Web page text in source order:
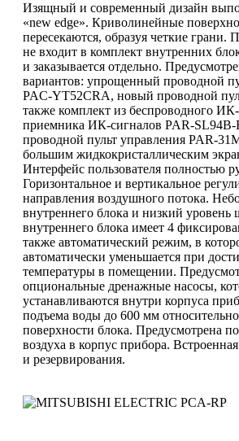
Изящный и современный дизайн
«new edge». Криволинейные
пересекаются, образуя четкие грани.
не входит в комплект внутренних
и заказывается отдельно.
вариантов: упрощенный проводной
PAC-YT52CRA, новый проводной
также комплект из беспроводного ИК-
приемника ИК-сигналов PAR-
проводной пульт управления PAR-
большим жидкокристаллическим
Интерфейс пользователя полностью
Горизонтальное и вертикальное
направления воздушного потока.
внутреннего блока и низкий уровень
внутреннего блока имеет 4
также автоматический режим, в
автоматически уменьшается при
температуры в помещении.
опциональные дренажные насосы,
устанавливаются внутри корпуса
подъема воды до 600 мм
поверхности блока. Предусмотрена
воздуха в корпус прибора.
и резервирования.